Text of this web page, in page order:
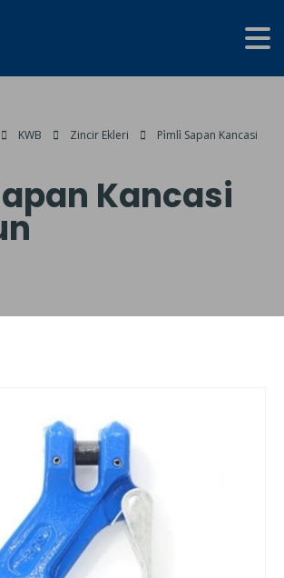
KWB Zincir Ekleri
Pi̇mli̇ Sapan Kancasi
Kancasi